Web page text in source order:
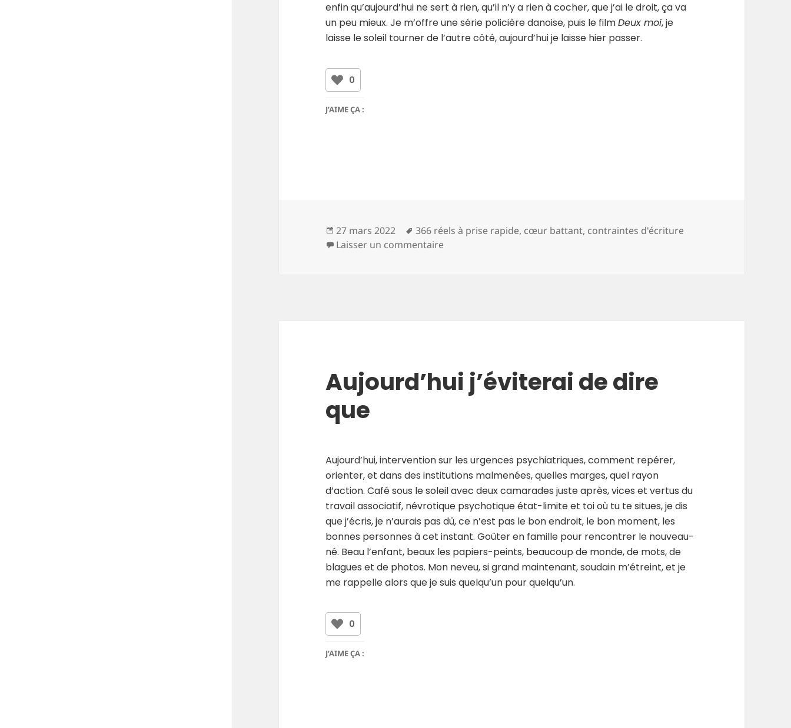
enfin qu’aujourd’hui ne sert à rien, qu’il n’y a rien à cocher, que j’ai le droit, ça va
un peu mieux. Je m’offre une série policière danoise, puis le filmDeux moi, je
laisse le soleil tourner de l’autre côté, aujourd’hui je laisse hier passer.
0
J’AIME ÇA :
Publié
le
27 mars 2022
Mots-
clés
366 réels à prise rapide, cœur battant, contraintes d'écriture
Laisser un commentairesur Aujourd’hui une personne nerveuse
Aujourd’hui j’éviterai de dire
que
Aujourd’hui, intervention sur les urgences psychiatriques, comment repérer,
orienter, et dans des institutions malmenées, quelles marges, quel rayon
d’action. Café sous le soleil avec deux camarades juste après, vices et vertus du
travail associatif, névrotique psychotique état-limite et toi où tu te situes, je dis
que j’écris, je n’aurais pas dû, ce n’est pas le bon endroit, le bon moment, les
bonnes personnes à cet instant. Goûter en famille pour rencontrer le nouveau-
né. Beau l’enfant, beaux les papiers-peints, beaucoup de monde, de mots, de
blagues et de photos. Mon neveu, si grand maintenant, soudain m’étreint, et je
me rappelle alors que je suis quelqu’un pour quelqu’un.
0
J’AIME ÇA :